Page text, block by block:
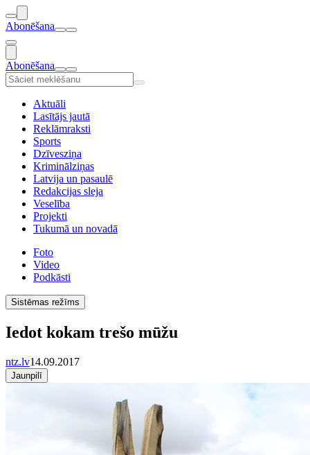
Abonēšana
Abonēšana
Aktuāli
Lasītājs jautā
Reklāmraksti
Sports
Dzīvesziņa
Kriminālziņas
Latvija un pasaulē
Redakcijas sleja
Veselība
Projekti
Tukumā un novadā
Foto
Video
Podkāsti
Sistēmas režīms
Iedot kokam trešo mūžu
ntz.lv14.09.2017
Jaunpilī